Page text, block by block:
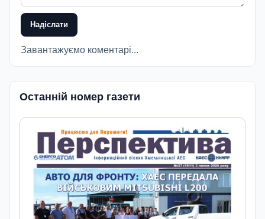
Надіслати
Завантажуємо коментарі...
Останній номер газети